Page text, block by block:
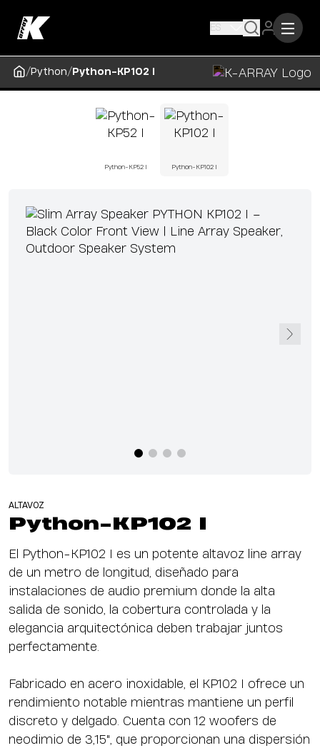
ES
/Python/ Python-KP102 I
Python-KP52 I Python-KP102 I
ALTAVOZ
Python-KP102 I
El Python-KP102 I es un potente altavoz line array
de un metro de longitud, diseñado para
instalaciones de audio premium donde la alta
salida de sonido, la cobertura controlada y la
elegancia arquitectónica deben trabajar juntos
perfectamente.
Fabricado en acero inoxidable, el KP102 I ofrece un
rendimiento notable mientras mantiene un perfil
discreto y delgado. Cuenta con 12 woofers de
neodimio de 3,15", que proporcionan una dispersión